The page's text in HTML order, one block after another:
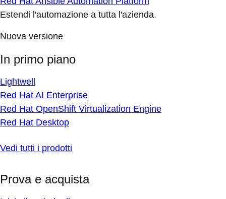
Estendi l'automazione a tutta l'azienda.
Nuova versione
In primo piano
Lightwell
Red Hat AI Enterprise
Red Hat OpenShift Virtualization Engine
Red Hat Desktop
Vedi tutti i prodotti
Prova e acquista